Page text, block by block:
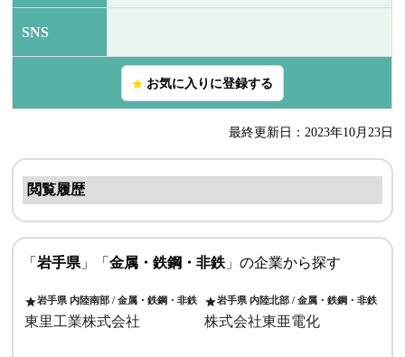
SNS
star お気に入りに登録する
最終更新日：2023年10月23日
閲覧履歴
「岩手県」「金属・鉄鋼・非鉄 」の企業から探す
star岩手県 内陸南部 / 金属・鉄鋼・非鉄
東里工業株式会社
star岩手県 内陸北部 / 金属・鉄鋼・非鉄
株式会社東亜電化